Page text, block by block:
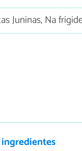
Juninas, Na
ingredientes